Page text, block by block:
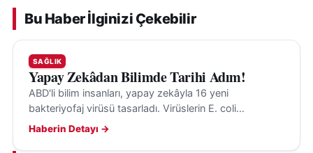
Bu Haber İlginizi Çekebilir
SAĞLIK
Yapay Zekâdan Bilimde Tarihi Adım!
ABD'li bilim insanları, yapay zekâyla 16 yeni
bakteriyofaj virüsü tasarladı. Virüslerin E. coli
bakterilerini hedef aldığı ve insanlara tehdit
Haberin Detayı →